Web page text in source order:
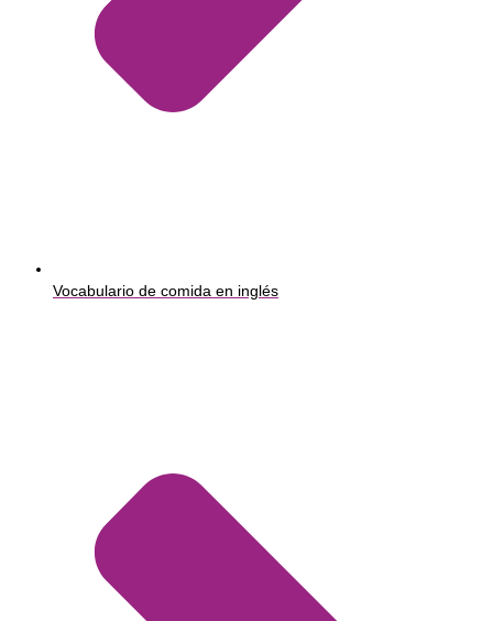
Vocabulario de comida en inglés